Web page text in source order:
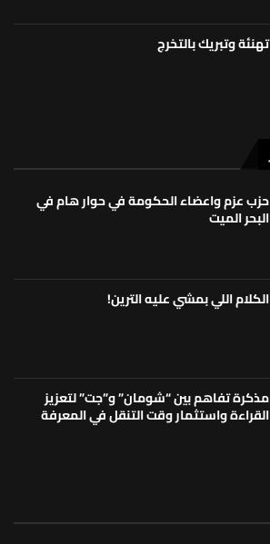
تهنئة وتبريك بالتخرج
حزب عزم واعضاء الحكومة في حوار هام في
البحر الميت
الكلام اللي بمشي عليه الترين!
مذكرة تفاهم بين “شومان” و”جت” لتعزيز
القراءة واستثمار وقت التنقل في المعرفة